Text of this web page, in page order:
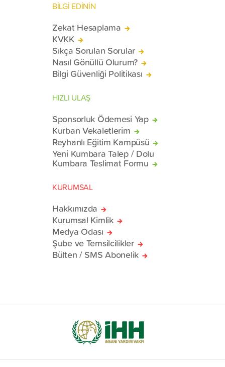
BİLGİ EDİNİN
Zekat Hesaplama
KVKK
Sıkça Sorulan Sorular
Nasıl Gönüllü Olurum?
Bilgi Güvenliği Politikası
HIZLI ULAŞ
Sponsorluk Ödemesi Yap
Kurban Vekaletlerim
Reyhanlı Eğitim Kampüsü
Yeni Kumbara Talep / Dolu
Kumbara Teslimat Formu
KURUMSAL
Hakkımızda
Kurumsal Kimlik
Medya Odası
Şube ve Temsilcilikler
Bülten / SMS Abonelik